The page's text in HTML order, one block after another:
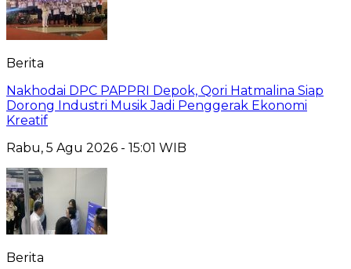
Berita
Nakhodai DPC PAPPRI Depok, Qori Hatmalina Siap
Dorong Industri Musik Jadi Penggerak Ekonomi
Kreatif
Rabu, 5 Agu 2026 - 15:01 WIB
Berita